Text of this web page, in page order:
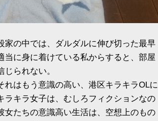
家の中では、ダルダルに伸び切った最早
に身に着けている私からすると、部屋
られない。
はもう意識の高い、港区キラキラOLに
キラ女子は、むしろフィクションなの
女たちの意識高い生活は、空想上のもの